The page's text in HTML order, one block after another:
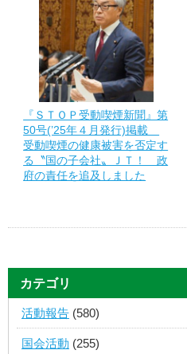
『ＳＴＯＰ受動喫煙新聞』第
50号(’25年４月発行)掲載
受動喫煙の健康被害を否定す
る〝国の子会社〟ＪＴ！ 政
府の責任を追及しました
カテゴリ
活動報告 (580)
国会活動 (255)